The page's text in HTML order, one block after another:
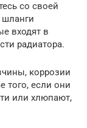
со своей
шланги
входят в
радиатора.
коррозии
того, если они
или хлюпают,